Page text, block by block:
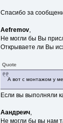
Спасибо за
Aefremov,
Не могли бы Вы
Открываете ли Вы
Quote
А вот с монтажом у
Если вы выполняли
Аандреич,
Не могли бы вы нам